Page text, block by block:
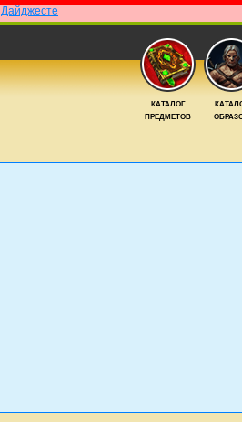
Дайджесте
КАТАЛОГ
ПРЕДМЕТОВ